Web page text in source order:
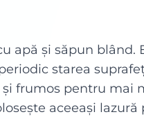
apă și săpun blând.
starea
frumos pentru mai
aceeași